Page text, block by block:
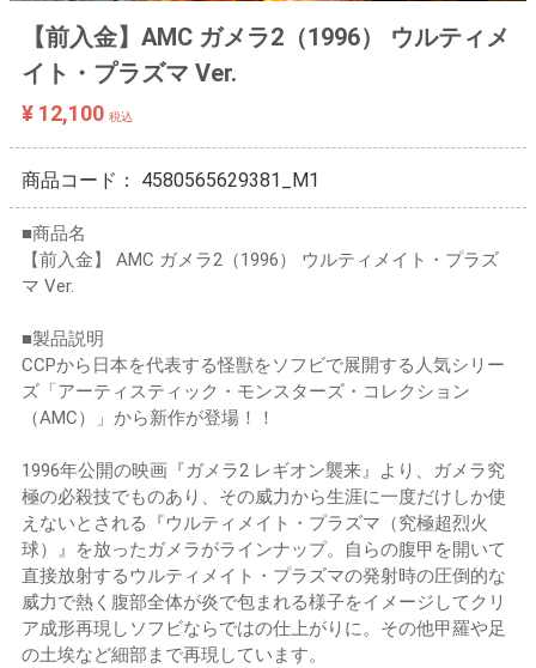
【前入金】AMC ガメラ2（1996） ウルティメ
イト・プラズマ Ver.
¥ 12,100 税込
商品コード： 4580565629381_M1
■商品名
【前入金】 AMC ガメラ2（1996） ウルティメイト・プラズ
マ Ver.
■製品説明
CCPから日本を代表する怪獣をソフビで展開する人気シリー
ズ「アーティスティック・モンスターズ・コレクション
（AMC）」から新作が登場！！
1996年公開の映画『ガメラ2 レギオン襲来』より、ガメラ究
極の必殺技でものあり、その威力から生涯に一度だけしか使
えないとされる『ウルティメイト・プラズマ（究極超烈火
球）』を放ったガメラがラインナップ。自らの腹甲を開いて
直接放射するウルティメイト・プラズマの発射時の圧倒的な
威力で熱く腹部全体が炎で包まれる様子をイメージしてクリ
ア成形再現しソフビならではの仕上がりに。その他甲羅や足
の土埃など細部まで再現しています。